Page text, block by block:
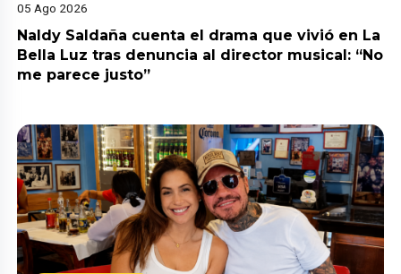
05 Ago 2026
Naldy Saldaña cuenta el drama que vivió en La
Bella Luz tras denuncia al director musical: “No
me parece justo”